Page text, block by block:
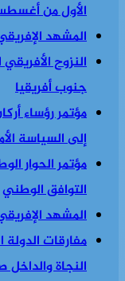
الأول من
المشهد الإفريقي
جنوب أفريقيا
إلى السياسة
مؤتمر الحوار
التوافق الوطني
المشهد الإفريقي
مفارقات
النجاة والداخل